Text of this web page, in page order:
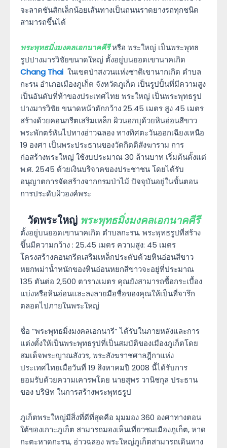
จะลาดชันสักเล็กน้อยเส้นทางเป็นถนนราดยางรถทุกชนิด
สามารถขึ้นได้
พระพุทธมิ่งมงคลเอกนาคคีรีหรือ พระใหญ่ เป็นพระพุทธ
รูปปางมารวิชัยขนาดใหญ่ ตั้งอยู่บนยอดเขานาคเกิด
Chang Thai ในเขตป่าสงวนแห่งชาติเขานากเกิด ตำบล
กะรน อำเภอเมืองภูเก็ต จังหวัดภูเก็ต เป็นรูปปั้นที่มีความสูง
เป็นอันดับที่ห้าของประเทศไทย พระใหญ่ เป็นพระพุทธรูป
ปางมารวิชัย ขนาดหน้าตักกว้าง 25.45 เมตร สูง 45 เมตร
สร้างด้วยคอนกรีตเสริมเหล็ก ผิวนอกบุด้วยหินอ่อนสีขาว
พระพักตร์หันไปทางอ่าวฉลอง ทางทิศตะวันออกเฉียงเหนือ
19 องศา เป็นพระประธานของวัดกิตติสังฆาราม การ
ก่อสร้างพระใหญ่ ใช้งบประมาณ 30 ล้านบาท เริ่มต้นตั้งแต่
พ.ศ. 2545 ด้วยเงินบริจาคของประชาชน โดยได้รับ
อนุญาตการจัดสร้างจากกรมป่าไม้ ปัจจุบันอยู่ในขั้นตอน
การประดับผิวองค์พระ
วัดพระใหญ่ พระพุทธมิ่งมงคลเอกนาคคีรี
ตั้งอยู่บนยอดเขานาคเกิด ตำบลกะรน. พระพุทธรูปที่สร้าง
ขึ้นมีความกว้าง : 25.45 เมตร ความสูง: 45 เมตร
โครงสร้างคอนกรีตเสริมเหล็กประดับด้วยหินอ่อนสีขาว
หยกพม่าน้ำหนักของหินอ่อนหยกสีขาวจะอยู่ที่ประมาณ
135 ตันต่อ 2,500 ตารางเมตร คุณยังสามารถซื้อกระเบื้อง
แบ่งหรือหินอ่อนและลงลายมือชื่อของคุณให้เป็นที่จารึก
ตลอดไปภายในพระใหญ่
ชื่อ “พระพุทธมิ่งมงคลเอกนารี” ได้รับในภายหลังและการ
แต่งตั้งให้เป็นพระพุทธรูปที่เป็นสมบัติของเมืองภูเก็ตโดย
สมเด็จพระญาณสังวร, พระสังฆราชศาลฎีกาแห่ง
ประเทศไทยเมื่อวันที่ 19 สิงหาคมปี 2008 นี้ได้รับการ
ยอมรับด้วยความเคารพโดย นายสุพร วานิชกุล ประธาน
ของ บริษัท ในการสร้างพระพุทธรูป
ภูเก็ตพระใหญ่มีสิ่งที่ดีที่สุดคือ มุมมอง 360 องศาทางตอน
ใต้ของเกาะภูเก็ต สามารถมองเห็นเที่ยวชมเมืองภูเก็ต, หาด
กะตะหาดกะรน, อ่าวฉลอง พระใหญ่ภูเก็ตสามารถเดินทาง